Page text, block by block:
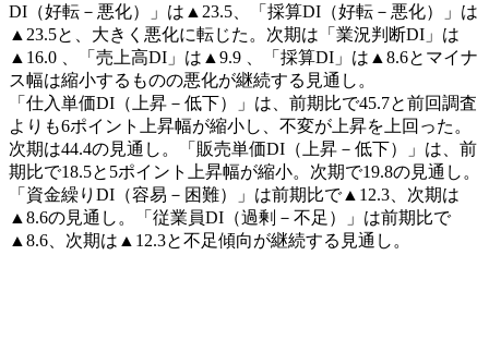
DI（好転－悪化）」は▲23.5、「採算DI（好転－悪化）」は
▲23.5と、大きく悪化に転じた。次期は「業況判断DI」は
▲16.0 、「売上高DI」は▲9.9 、「採算DI」は▲8.6とマイナ
ス幅は縮小するものの悪化が継続する見通し。
「仕入単価DI（上昇－低下）」は、前期比で45.7と前回調査
よりも6ポイント上昇幅が縮小し、不変が上昇を上回った。
次期は44.4の見通し。「販売単価DI（上昇－低下）」は、前
期比で18.5と5ポイント上昇幅が縮小。次期で19.8の見通し。
「資金繰りDI（容易－困難）」は前期比で▲12.3、次期は
▲8.6の見通し。「従業員DI（過剰－不足）」は前期比で
▲8.6、次期は▲12.3と不足傾向が継続する見通し。